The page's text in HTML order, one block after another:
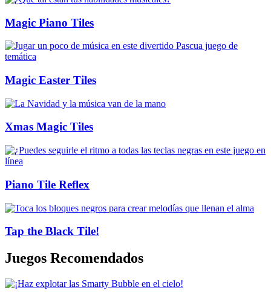
Magic Piano Tiles
Magic Easter Tiles
Xmas Magic Tiles
Piano Tile Reflex
Tap the Black Tile!
Juegos Recomendados